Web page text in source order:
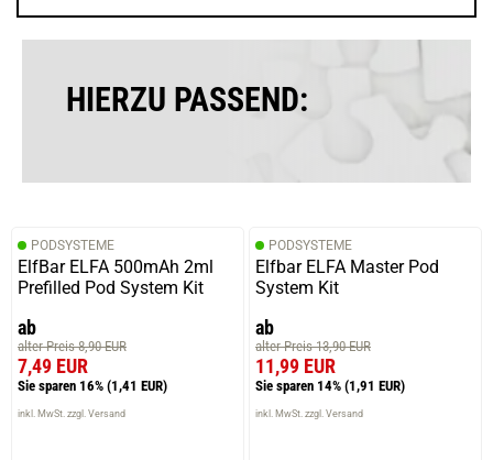
HIERZU PASSEND:
PODSYSTEME
ElfBar ELFA 500mAh 2ml
Prefilled Pod System Kit
ab
alter Preis 8,90 EUR
7,49 EUR
Sie sparen 16% (1,41 EUR)
inkl. MwSt. zzgl. Versand
PODSYSTEME
Elfbar ELFA Master Pod
System Kit
ab
alter Preis 13,90 EUR
11,99 EUR
Sie sparen 14% (1,91 EUR)
inkl. MwSt. zzgl. Versand